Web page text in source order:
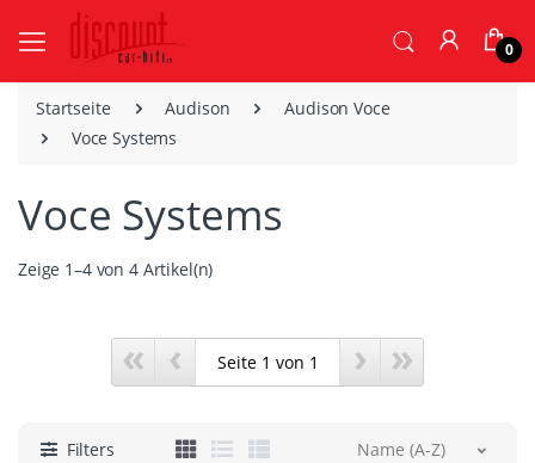
0
Startseite Audison
Audison Voce
Voce Systems
Voce Systems
Zeige 1–4 von 4 Artikel(n)
« ‹ › »
Filters Name (A-Z)